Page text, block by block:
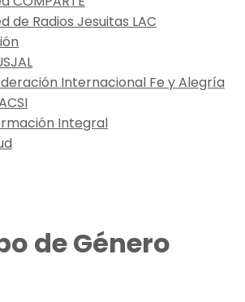
de Radios Jesuitas LAC
Internacional Fe y Alegría
Integral
de Género